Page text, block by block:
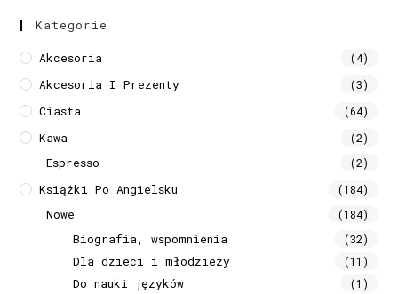
Kategorie
Akcesoria (4)
Akcesoria I Prezenty (3)
Ciasta (64)
Kawa (2)
Espresso (2)
Książki Po Angielsku (184)
Nowe (184)
Biografia, wspomnienia (32)
Dla dzieci i młodzieży (11)
Do nauki języków (1)